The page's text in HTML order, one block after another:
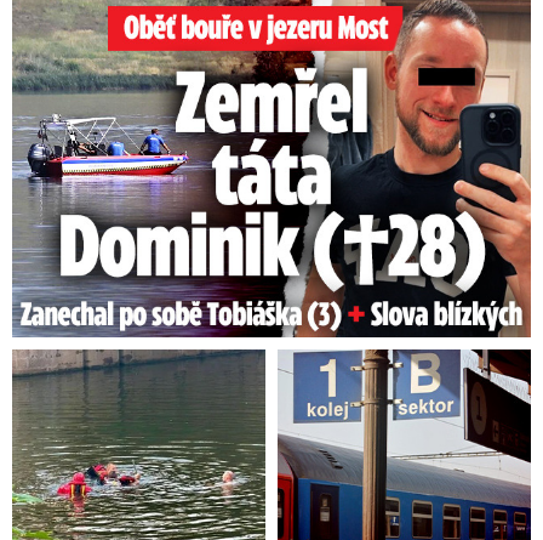
Oběť bouře v jezeru Most: Zemřel táta Dominik (†28)